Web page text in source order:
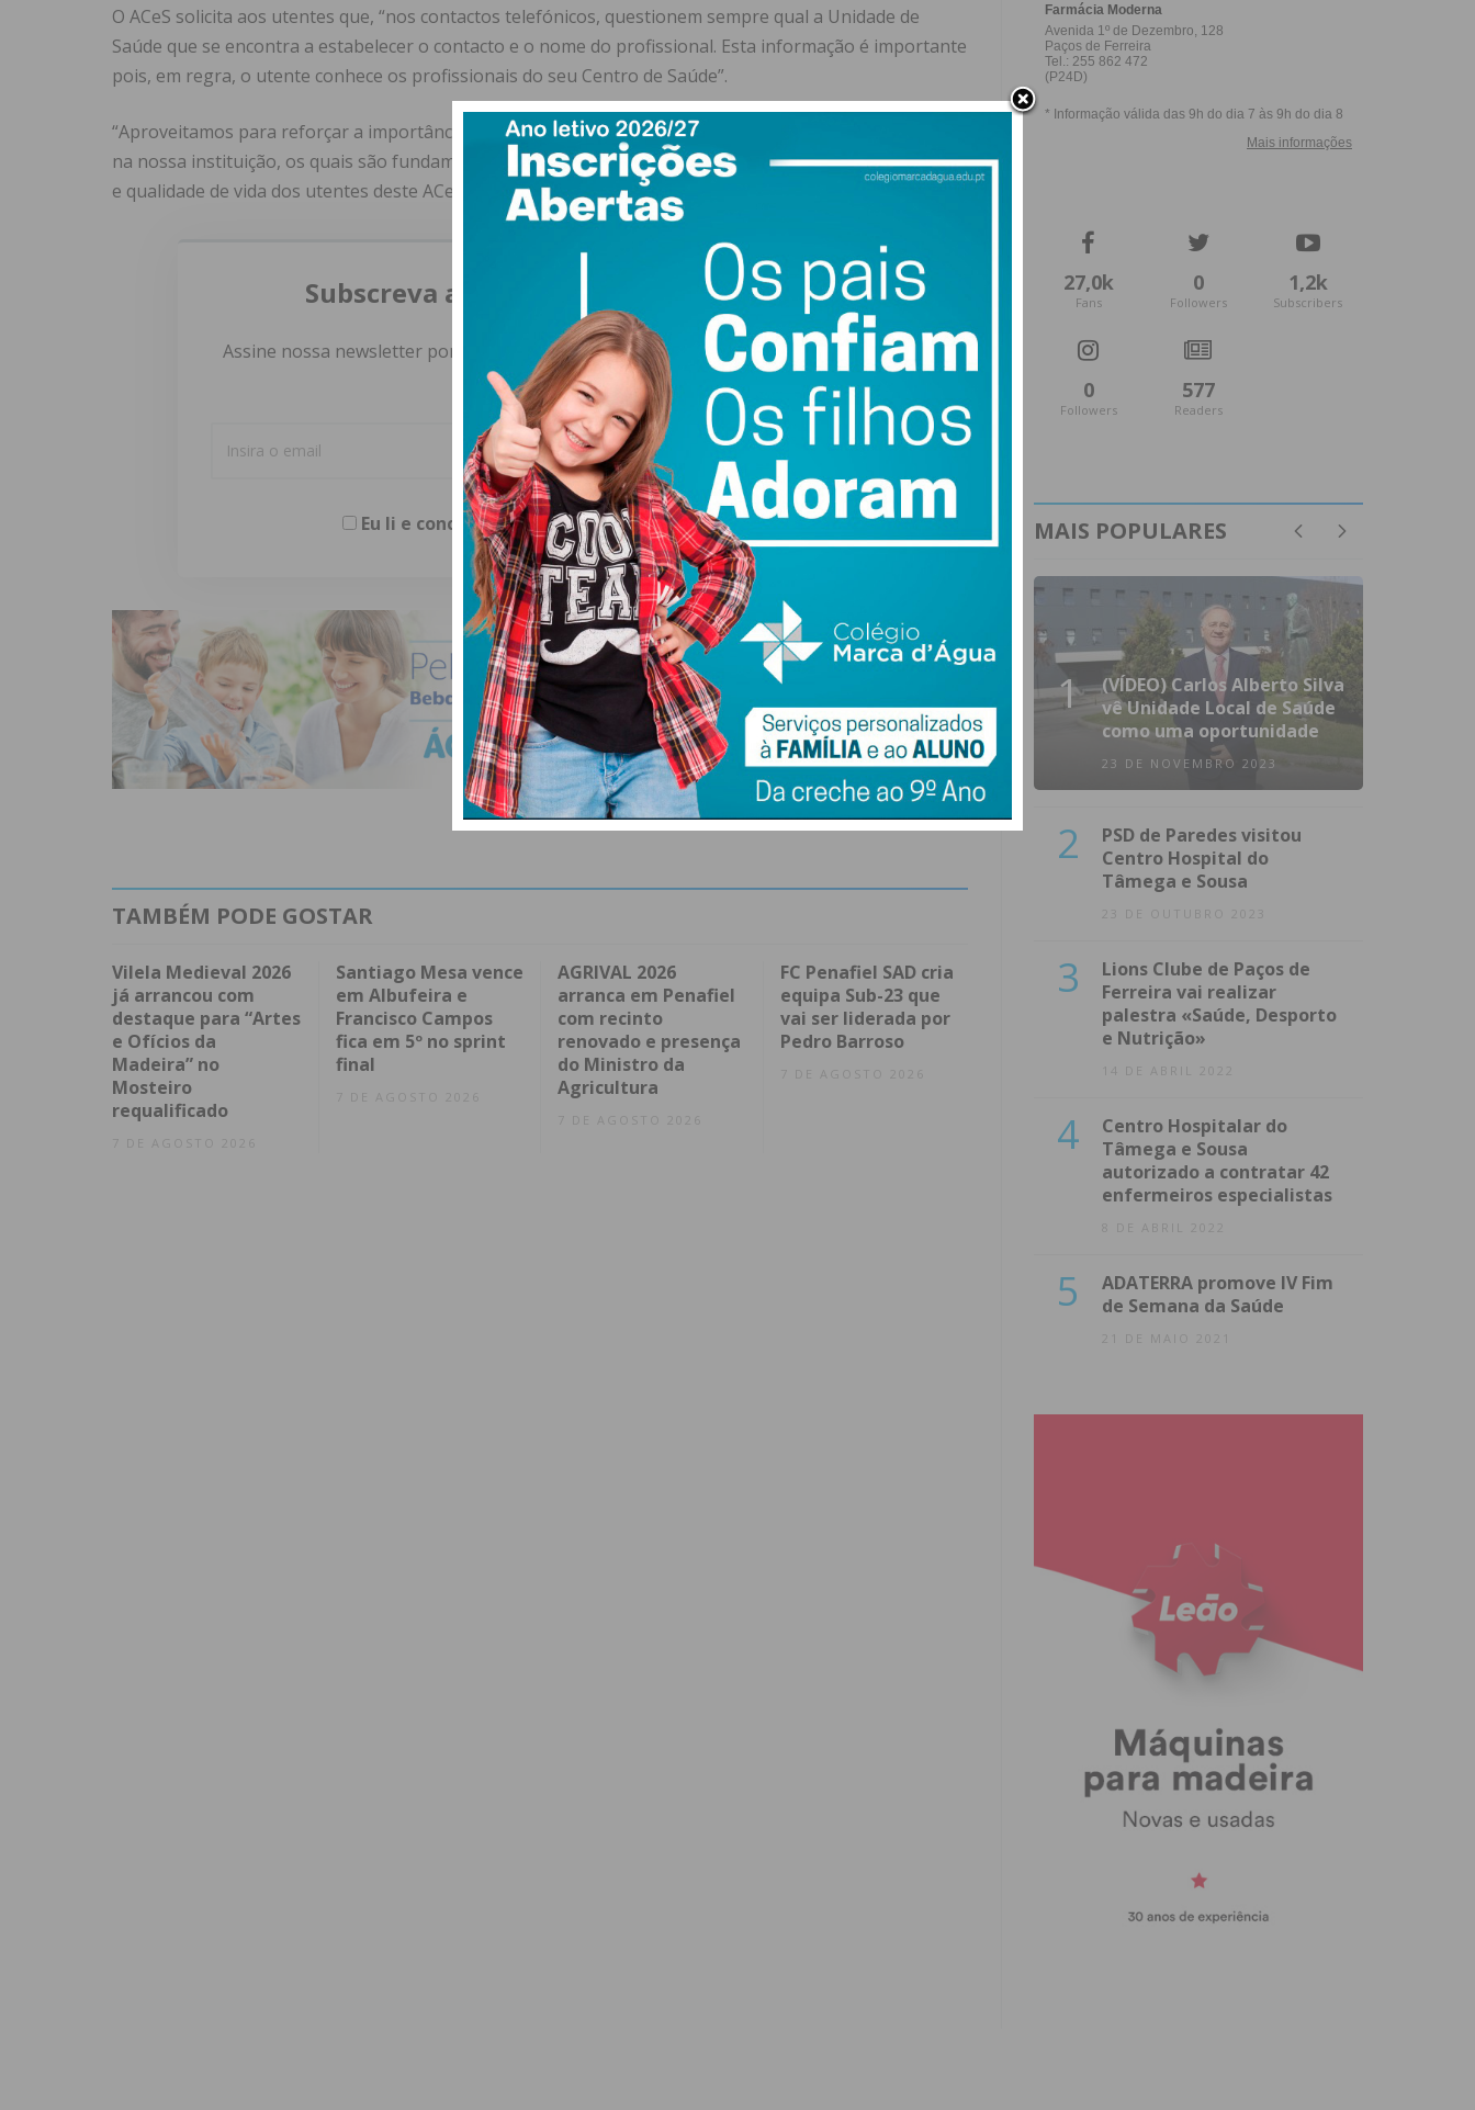
O ACeS solicita aos utentes que, “nos contactos telefónicos, questionem sempre qual a Unidade de
Saúde que se encontra a estabelecer o contacto e o nome do profissional. Esta informação é importante
pois, em regra, o utente conhece os profissionais do seu Centro de Saúde”.
“Aproveitamos para reforçar a importância da participação da população nos quatro rastreios em curso
na nossa instituição, os quais são fundamentais para diagnóstico precoce e a melhoria do prognóstico
e qualidade de vida dos utentes deste ACeS”.
Subscreva a newsletter do Imediato
Assine nossa newsletter por e-mail e obtenha de forma regular a informação
atualizada.
Eu li e concordo com ostermos e condições
TAMBÉM PODE GOSTAR
Vilela Medieval 2026
já arrancou com
destaque para “Artes
e Ofícios da
Madeira” no
Mosteiro
requalificado
7 DE AGOSTO 2026
Santiago Mesa vence
em Albufeira e
Francisco Campos
fica em 5º no sprint
final
7 DE AGOSTO 2026
AGRIVAL 2026
arranca em Penafiel
com recinto
renovado e presença
do Ministro da
Agricultura
7 DE AGOSTO 2026
FC Penafiel SAD cria
equipa Sub-23 que
vai ser liderada por
Pedro Barroso
7 DE AGOSTO 2026
27,0k
Fans
0
Followers
1,2k
Subscribers
0
Followers
577
Readers
MAIS POPULARES
1
(VÍDEO) Carlos Alberto Silva
vê Unidade Local de Saúde
como uma oportunidade
23 DE NOVEMBRO 2023
2
PSD de Paredes visitou
Centro Hospital do
Tâmega e Sousa
23 DE OUTUBRO 2023
3
Lions Clube de Paços de
Ferreira vai realizar
palestra «Saúde, Desporto
e Nutrição»
14 DE ABRIL 2022
4
Centro Hospitalar do
Tâmega e Sousa
autorizado a contratar 42
enfermeiros especialistas
8 DE ABRIL 2022
5
ADATERRA promove IV Fim
de Semana da Saúde
21 DE MAIO 2021